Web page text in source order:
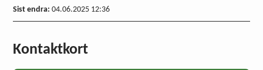
Sist endra 04.06.2025 12:36
Kontaktkort